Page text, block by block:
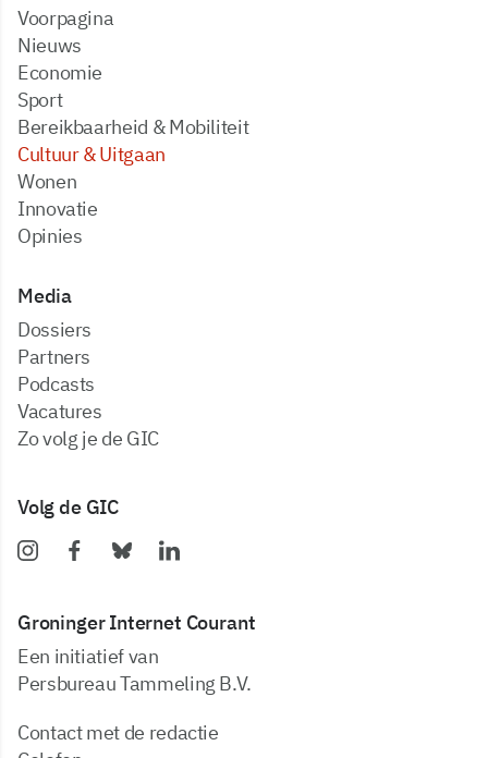
Voorpagina
Nieuws
Economie
Sport
Bereikbaarheid & Mobiliteit
Cultuur & Uitgaan
Wonen
Innovatie
Opinies
Media
dossiers
partners
podcasts
vacatures
zo volg je de GIC
Volg de GIC
Groninger Internet Courant
Een initiatief van
Persbureau Tammeling B.V.
Contact met de redactie